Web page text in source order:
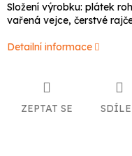
Složení výrobku: plátek
vařená vejce, čerstvé
Detailní informace
ZEPTAT SE